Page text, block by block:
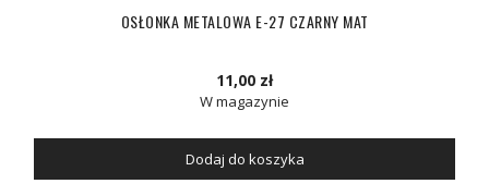
OSŁONKA METALOWA E-27 CZARNY MAT
11,00 zł
W magazynie
Dodaj do koszyka